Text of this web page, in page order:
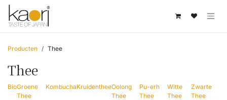
Overslaan naar inhoud
Producten Thee
Thee
BioGroene
Thee
KombuchaKruidentheeOolong
Thee
Pu-erh
Thee
Witte
Thee
Zwarte
Thee